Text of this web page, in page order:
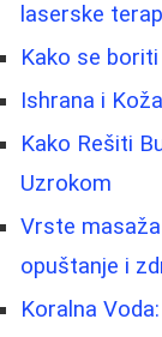
laserske
Kako se
Ishrana i
Kako Rešiti
Uzrokom
Vrste
opuštanje i
Koralna